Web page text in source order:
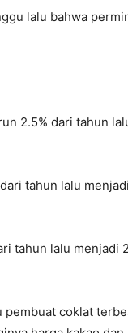
lalu bahwa
2.5% dari tahun
tahun lalu
tahun lalu menjadi
pembuat coklat